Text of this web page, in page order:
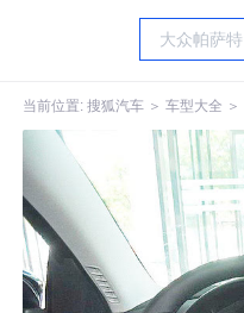
当前位置: 搜狐汽车 ＞ 车型大全 ＞